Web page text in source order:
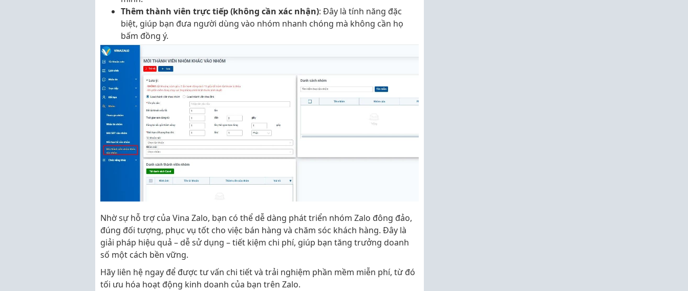
Thêm thành viên trực tiếp (không cần xác nhận): Đây là tính năng đặc
biệt, giúp bạn đưa người dùng vào nhóm nhanh chóng mà không cần họ
bấm đồng ý.
Nhờ sự hỗ trợ của Vina Zalo, bạn có thể dễ dàng phát triển nhóm Zalo đông đảo,
đúng đối tượng, phục vụ tốt cho việc bán hàng và chăm sóc khách hàng. Đây là
giải pháp hiệu quả – dễ sử dụng – tiết kiệm chi phí, giúp bạn tăng trưởng doanh
số một cách bền vững.
Hãy liên hệ ngay để được tư vấn chi tiết và trải nghiệm phần mềm miễn phí, từ đó
tối ưu hóa hoạt động kinh doanh của bạn trên Zalo.